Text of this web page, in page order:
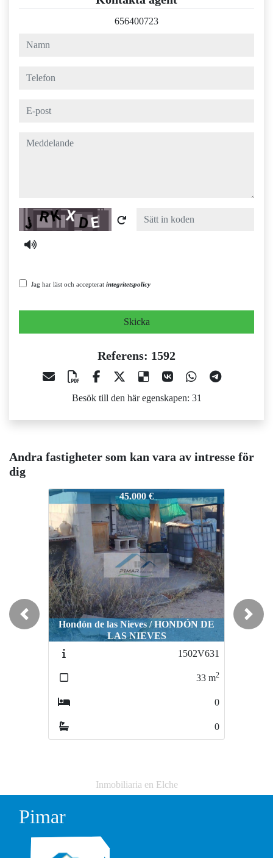
656400723
namn
telefon
e-post
meddelande
Captcha
Jag har läst och accepterat integritetspolicy
Skicka
Referens: 1592
Besök till den här egenskapen: 31
Andra fastigheter som kan vara av intresse för
dig
1592
45.000 €
Hondón de las Nieves / HONDÓN DE
LAS NIEVES
1502V631
m2
1592 39.999 €
Crevillent / CACHAPETS
Previous Next
Inmobiliaria en Elche
Pimar